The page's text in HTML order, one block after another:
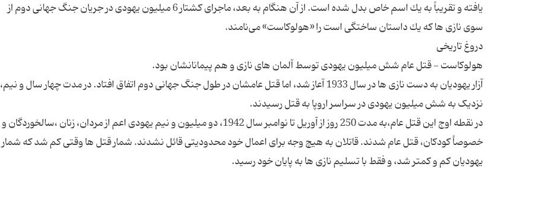
یافته و تقریباً به یك اسم خاص بدل شده است. از آن هنگام به بعد، ماجرای كشتار 6 میلیون یهودی در جریان جنگ جهانی دوم از
آزار یهودیان به دست نازی ها در سال 1933 آعاز شد، اما قتل عامشان در طول جنگ جهانی دوم اتفاق افتاد. در مدت چهار سال و نیم،
در نقطه اوج این قتل عام،به مدت 250 روز از آوریل تا نوامبر سال 1942، دو میلیون و نیم یهودی اعم از مردان، زنان ،سالخوردگان و
خصوصأ کودکان، قتل عام شدند. قاتلان به هیچ وجه برای اعمال خود محدودیتی قائل نشدند. شمار قتل ها وقتی کم شد که شمار